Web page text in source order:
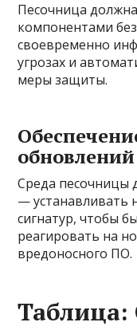
Песочница
компонентами
своевременно
угрозах и
меры защиты.
обновлений
Среда песочницы
— устанавливать
сигнатур, чтобы
реагировать на
вредоносного ПО.
Таблица: